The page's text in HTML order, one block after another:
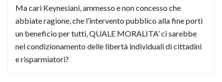
Ma cari Keynesiani, ammesso e non concesso che
abbiate ragione, che l’intervento pubblico alla fine porti
un beneficio per tutti, QUALE MORALITA’ ci sarebbe
nel condizionamento delle libertà individuali di cittadini
e risparmiatori?